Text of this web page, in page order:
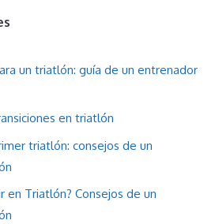
un triatlón: guía de un entrenador
en triatlón
triatlón: consejos de un
en Triatlón? Consejos de un